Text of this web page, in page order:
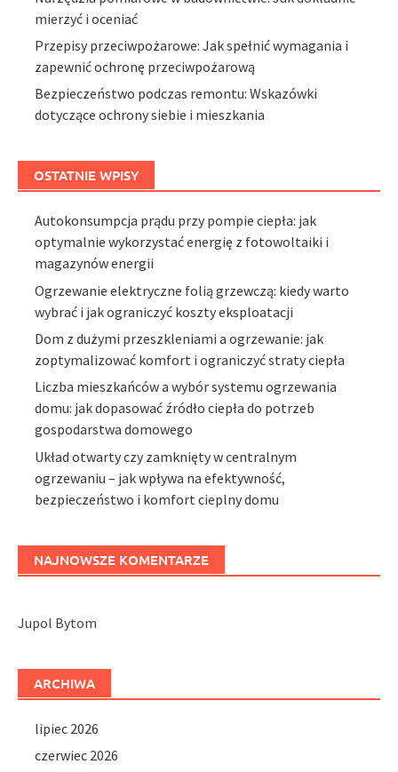
mierzyć i oceniać
Przepisy przeciwpożarowe: Jak spełnić wymagania i
zapewnić ochronę przeciwpożarową
Bezpieczeństwo podczas remontu: Wskazówki
dotyczące ochrony siebie i mieszkania
OSTATNIE WPISY
Autokonsumpcja prądu przy pompie ciepła: jak
optymalnie wykorzystać energię z fotowoltaiki i
magazynów energii
Ogrzewanie elektryczne folią grzewczą: kiedy warto
wybrać i jak ograniczyć koszty eksploatacji
Dom z dużymi przeszkleniami a ogrzewanie: jak
zoptymalizować komfort i ograniczyć straty ciepła
Liczba mieszkańców a wybór systemu ogrzewania
domu: jak dopasować źródło ciepła do potrzeb
gospodarstwa domowego
Układ otwarty czy zamknięty w centralnym
ogrzewaniu – jak wpływa na efektywność,
bezpieczeństwo i komfort cieplny domu
NAJNOWSZE KOMENTARZE
Jupol Bytom
ARCHIWA
lipiec 2026
czerwiec 2026